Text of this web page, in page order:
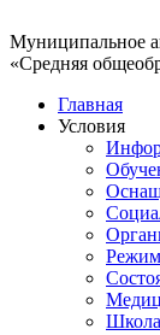
Муниципальное
«Средняя
Главная
Условия
Школа